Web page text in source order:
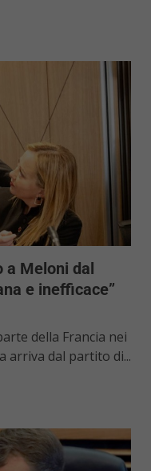
a Meloni dal
e inefficace”
della Francia nei
arriva dal partito di...